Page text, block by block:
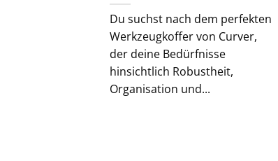
Du suchst nach dem perfekten
Werkzeugkoffer von Curver,
der deine Bedürfnisse
hinsichtlich Robustheit,
Organisation und...